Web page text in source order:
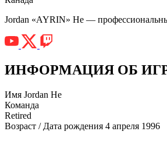
Jordan «AYRIN» He —
ИНФОРМАЦИЯ ОБ
Имя Jordan He
Команда
Retired
Возраст / Дата рождения 4 апреля 1996